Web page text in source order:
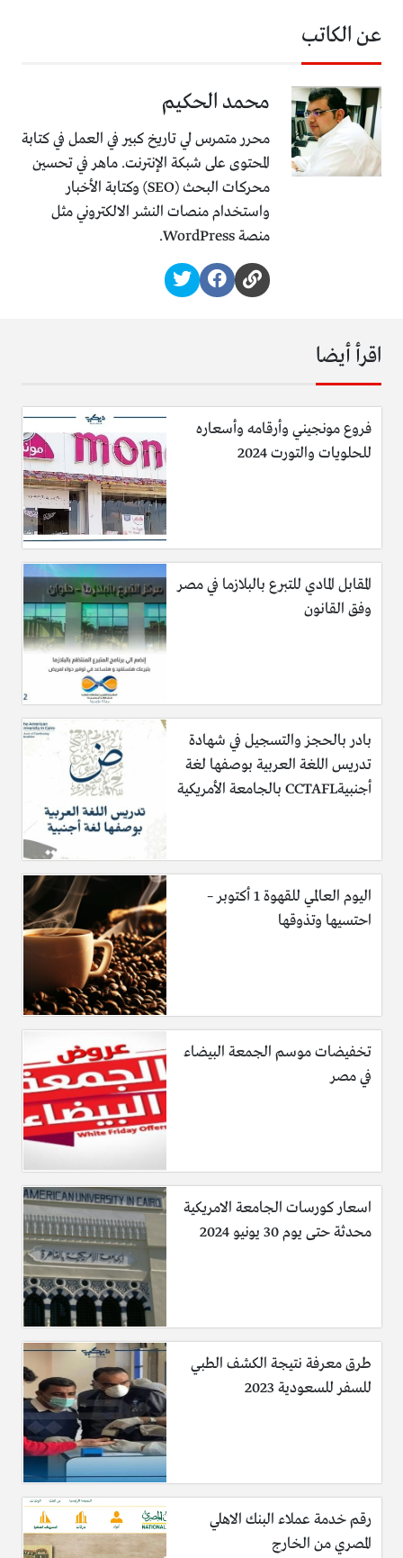
عن الكاتب
محمد الحكيم
محرر متمرس لي تاريخ كبير في العمل في كتابة
المحتوى على شبكة الإنترنت. ماهر في تحسين
محركات البحث (SEO) وكتابة الأخبار
واستخدام منصات النشر الالكتروني مثل
منصة WordPress.
اقرأ أيضا
فروع مونجيني وأرقامه وأسعاره
للحلويات والتورت 2024
المقابل المادي للتبرع بالبلازما في مصر
وفق القانون
بادر بالحجز والتسجيل في شهادة
تدريس اللغة العربية بوصفها لغة
أجنبيةCCTAFL بالجامعة الأمريكية
اليوم العالمي للقهوة 1 أكتوبر –
احتسيها وتذوقها
تخفيضات موسم الجمعة البيضاء
في مصر
اسعار كورسات الجامعة الامريكية
محدثة حتى يوم 30 يونيو 2024
طرق معرفة نتيجة الكشف الطبي
للسفر للسعودية 2023
رقم خدمة عملاء البنك الاهلي
المصري من الخارج